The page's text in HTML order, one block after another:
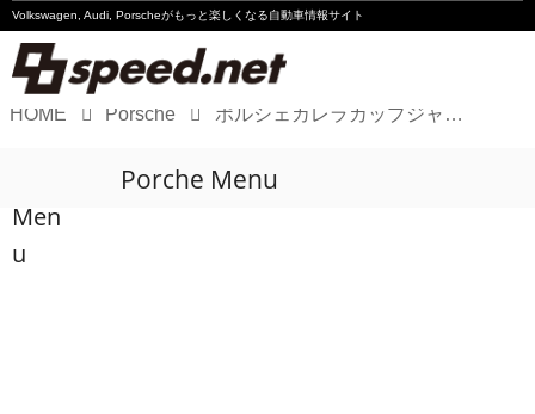
Volkswagen, Audi, Porscheがもっと楽しくなる自動車情報サイト
Audi
HOME Porsche ポルシェカレラカップジャパン 2024 第2-3戦（富士）プレビュー
Men
u
Porche Menu